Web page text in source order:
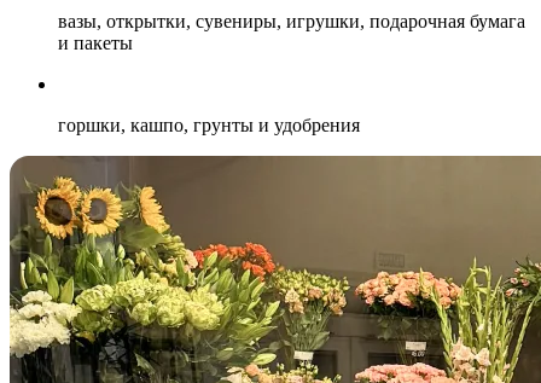
вазы, открытки, сувениры, игрушки, подарочная бумага
и пакеты
горшки, кашпо, грунты и удобрения